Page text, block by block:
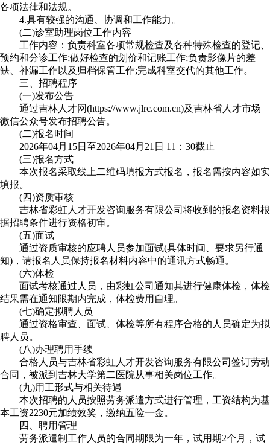
各项法律和法规。
4.具有较强的沟通、协调和工作能力。
(二)诊室助理岗位工作内容
工作内容：负责科室各项常规检查及各种特殊检查的登记、
预约和分诊工作;做好检查的划价和记账工作;负责影像片的差
缺、补漏工作以及归档保管工作;完成科室交代的其他工作。
三、招聘程序
(一)发布公告
通过吉林人才网(https://www.jlrc.com.cn)及吉林省人才市场
微信公众号发布招聘公告。
(二)报名时间
2026年04月15日至2026年04月21日 11：30截止
(三)报名方式
本次报名采取线上二维码填报方式报名，报名需按内容如实
填报。
(四)资质审核
吉林省彩虹人才开发咨询服务有限公司将收到的报名资料根
据招聘条件进行资格初审。
(五)面试
通过资质审核的应聘人员参加面试(具体时间、要求另行通
知)，请报名人员保持报名材料内容中的通讯方式畅通。
(六)体检
面试考核通过人员，由彩虹公司通知其进行健康体检，体检
结果需在通知限期内完成，体检费用自理。
(七)确定拟聘人员
通过资格审查、面试、体检等所有程序合格的人员确定为拟
聘人员。
(八)办理聘用手续
合格人员与吉林省彩虹人才开发咨询服务有限公司签订劳动
合同，被派到吉林大学第二医院从事相关岗位工作。
(九)用工形式与相关待遇
本次招聘的人员按照劳务派遣方式进行管理，工资结构为基
本工资2230元加绩效奖，缴纳五险一金。
四、聘用管理
劳务派遣制工作人员的合同期限为一年，试用期2个月，试